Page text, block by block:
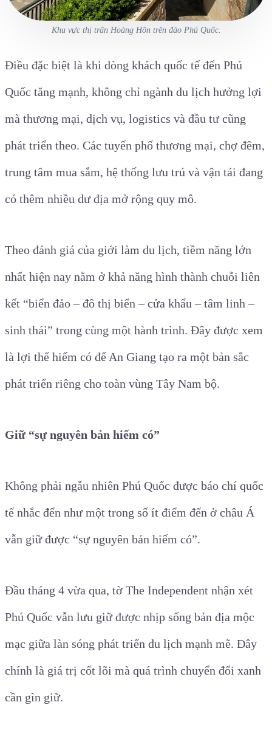
Khu vực thị trấn Hoàng Hôn trên đảo Phú Quốc.
Điều đặc biệt là khi dòng khách quốc tế đến Phú
Quốc tăng mạnh, không chỉ ngành du lịch hưởng lợi
mà thương mại, dịch vụ, logistics và đầu tư cũng
phát triển theo. Các tuyến phố thương mại, chợ đêm,
trung tâm mua sắm, hệ thống lưu trú và vận tải đang
có thêm nhiều dư địa mở rộng quy mô.
Theo đánh giá của giới làm du lịch, tiềm năng lớn
nhất hiện nay nằm ở khả năng hình thành chuỗi liên
kết “biển đảo – đô thị biển – cửa khẩu – tâm linh –
sinh thái” trong cùng một hành trình. Đây được xem
là lợi thế hiếm có để An Giang tạo ra một bản sắc
phát triển riêng cho toàn vùng Tây Nam bộ.
Giữ “sự nguyên bản hiếm có”
Không phải ngẫu nhiên Phú Quốc được báo chí quốc
tế nhắc đến như một trong số ít điểm đến ở châu Á
vẫn giữ được “sự nguyên bản hiếm có”.
Đầu tháng 4 vừa qua, tờ The Independent nhận xét
Phú Quốc vẫn lưu giữ được nhịp sống bản địa mộc
mạc giữa làn sóng phát triển du lịch mạnh mẽ. Đây
chính là giá trị cốt lõi mà quá trình chuyển đổi xanh
cần gìn giữ.